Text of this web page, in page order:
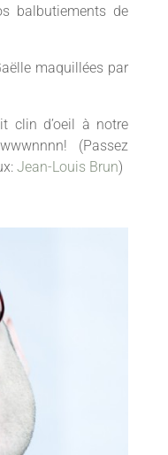
balbutiements de
maquillées par
clin d’oeil à notre
(Passez
Jean-Louis Brun)